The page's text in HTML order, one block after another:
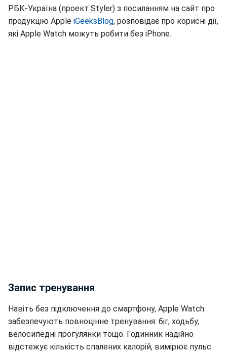
РБК-Україна (проект Styler) з посиланням на сайт про
продукцію Apple iGeeksBlog, розповідає про корисні дії,
які Apple Watch можуть робити без iPhone.
Запис тренування
Навіть без підключення до смартфону, Apple Watch
забезпечують повноцінне тренування: біг, ходьбу,
велосипедні прогулянки тощо. Годинник надійно
відстежує кількість спалених калорій, вимірює пульс